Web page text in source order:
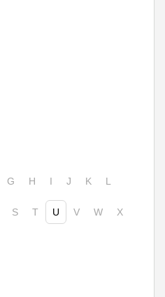
G H I J K L
S T U V W X